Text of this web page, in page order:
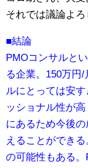
それでは議論よろ
■結論
PMOコンサルと
る企業。150万円
ルにとっては安
ッショナル性が
にあるため今後
えることができ
の可能性もある